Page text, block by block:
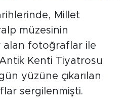
Millet
müzesinin
alan fotoğraflar ile
Kenti Tiyatrosu
yüzüne çıkarılan
sergilenmişti.